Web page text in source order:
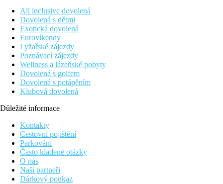
All inclusive dovolená
Dovolená s dětmi
Exotická dovolená
Eurovíkendy
Lyžařské zájezdy
Poznávací zájezdy
Wellness a lázeňské pobyty
Dovolená s golfem
Dovolená s potápěním
Klubová dovolená
Důležité informace
Kontakty
Cestovní pojištění
Parkování
Často kladené otázky
O nás
Naši partneři
Dárkový poukaz